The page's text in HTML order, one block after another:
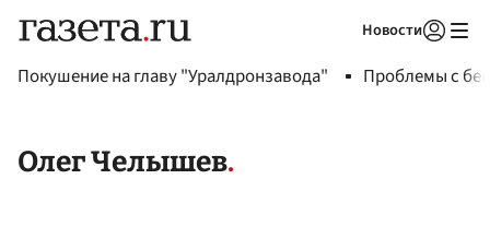
Новости
Покушение на главу "Уралдронзавода" Проблемы с
Олег Челышев